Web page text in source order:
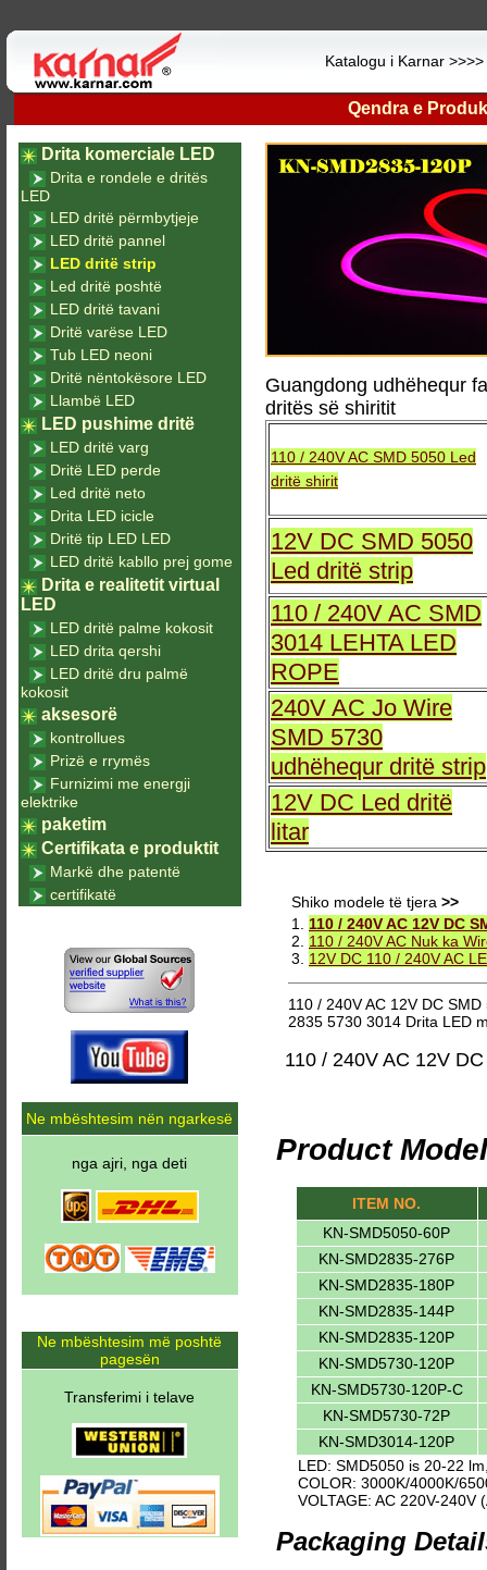
Katalogu i Karnar >>>>
Qendra e
Guangdong udhëhequr
dritës së shiritit
110 / 240V AC SMD 5050 Led
dritë shirit
12V DC SMD 5050
Led dritë strip
110 / 240V AC SMD
3014 LEHTA LED
ROPE
240V AC Jo Wire
SMD 5730
udhëhequr dritë strip
12V DC Led dritë
litar
Shiko modele të tjera >>
1. 110 / 240V AC 12V DC
2. 110 / 240V AC Nuk ka
3. 12V DC 110 / 240V AC
110 / 240V AC 12V DC
2835 5730 3014 Drita LED
110 / 240V AC 12V
Product
ITEM NO.
KN-SMD5050-60P
KN-SMD2835-276P
KN-SMD2835-180P
KN-SMD2835-144P
KN-SMD2835-120P
KN-SMD5730-120P
KN-SMD5730-120P-C
KN-SMD5730-72P
KN-SMD3014-120P
LED: SMD5050 is 20-22
COLOR: 3000K/4000K/
VOLTAGE: AC 220V-240V
Packaging
Drita komerciale LED
Drita e rondele e dritës
LED
LED dritë përmbytjeje
LED dritë pannel
LED dritë strip
Led dritë poshtë
LED dritë tavani
Dritë varëse LED
Tub LED neoni
Dritë nëntokësore LED
Llambë LED
LED pushime dritë
LED dritë varg
Dritë LED perde
Led dritë neto
Drita LED icicle
Dritë tip LED LED
LED dritë kabllo prej gome
Drita e realitetit virtual
LED
LED dritë palme kokosit
LED drita qershi
LED dritë dru palmë
kokosit
aksesorë
kontrollues
Prizë e rrymës
Furnizimi me energji
elektrike
paketim
Certifikata e produktit
Markë dhe patentë
certifikatë
Ne mbështesim nën ngarkesë
nga ajri, nga deti
Ne mbështesim më poshtë
pagesën
Transferimi i telave